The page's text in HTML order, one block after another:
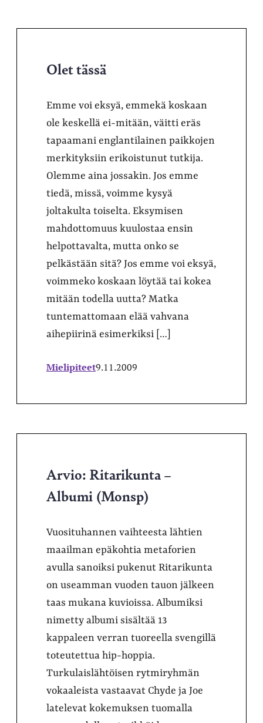
Olet tässä
Emme voi eksyä, emmekä koskaan
ole keskellä ei-mitään, väitti eräs
tapaamani englantilainen paikkojen
merkityksiin erikoistunut tutkija.
Olemme aina jossakin. Jos emme
tiedä, missä, voimme kysyä
joltakulta toiselta. Eksymisen
mahdottomuus kuulostaa ensin
helpottavalta, mutta onko se
pelkästään sitä? Jos emme voi eksyä,
voimmeko koskaan löytää tai kokea
mitään todella uutta? Matka
tuntemattomaan elää vahvana
aihepiirinä esimerkiksi […]
Mielipiteet9.11.2009
Arvio: Ritarikunta –
Albumi (Monsp)
Vuosituhannen vaihteesta lähtien
maailman epäkohtia metaforien
avulla sanoiksi pukenut Ritarikunta
on useamman vuoden tauon jälkeen
taas mukana kuvioissa. Albumiksi
nimetty albumi sisältää 13
kappaleen verran tuoreella svengillä
toteutettua hip-hoppia.
Turkulaislähtöisen rytmiryhmän
vokaaleista vastaavat Chyde ja Joe
latelevat kokemuksen tuomalla